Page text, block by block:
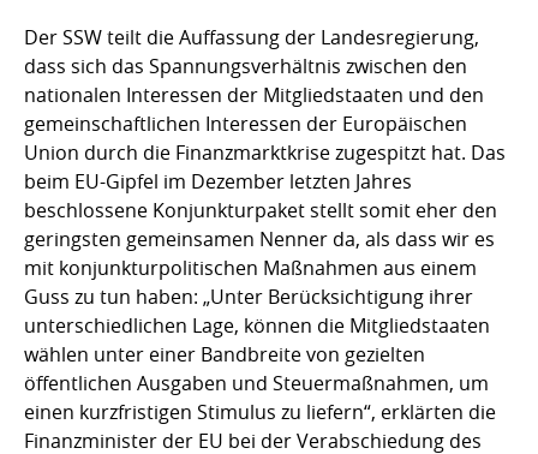
Der SSW teilt die Auffassung der Landesregierung,
dass sich das Spannungsverhältnis zwischen den
nationalen Interessen der Mitgliedstaaten und den
gemeinschaftlichen Interessen der Europäischen
Union durch die Finanzmarktkrise zugespitzt hat. Das
beim EU-Gipfel im Dezember letzten Jahres
beschlossene Konjunkturpaket stellt somit eher den
geringsten gemeinsamen Nenner da, als dass wir es
mit konjunkturpolitischen Maßnahmen aus einem
Guss zu tun haben: „Unter Berücksichtigung ihrer
unterschiedlichen Lage, können die Mitgliedstaaten
wählen unter einer Bandbreite von gezielten
öffentlichen Ausgaben und Steuermaßnahmen, um
einen kurzfristigen Stimulus zu liefern“, erklärten die
Finanzminister der EU bei der Verabschiedung des